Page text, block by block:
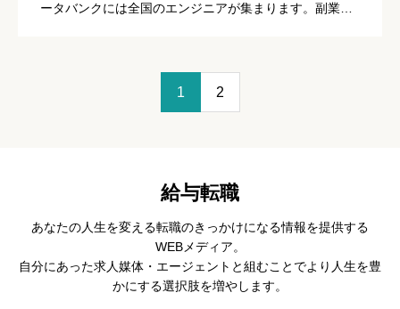
ータバンクには全国のエンジニアが集まります。副業・
1 2
給与転職
あなたの人生を変える転職のきっかけになる情報を提供する
WEBメディア。
自分にあった求人媒体・エージェントと組むことでより人生を豊
かにする選択肢を増やします。